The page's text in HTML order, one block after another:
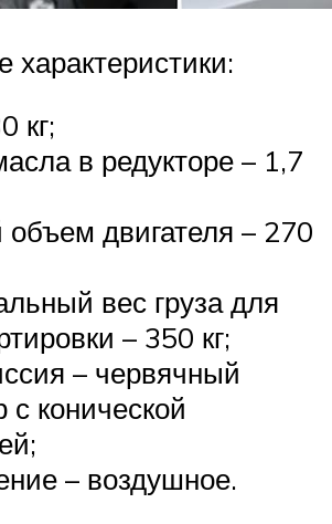
характеристики:
кг;
в редукторе – 1,7
объем двигателя – 270
вес груза для
– 350 кг;
– червячный
с конической
– воздушное.